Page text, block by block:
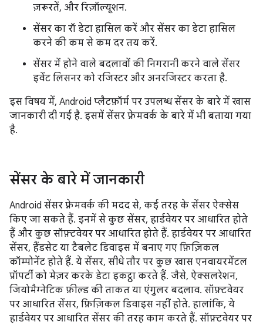
ज़रूरतें, और रिज़ॉल्यूशन.
सेंसर का रॉ डेटा हासिल करें और सेंसर का डेटा हासिल
करने की कम से कम दर तय करें.
सेंसर में होने वाले बदलावों की निगरानी करने वाले सेंसर
इवेंट लिसनर को रजिस्टर और अनरजिस्टर करता है.
इस विषय में, Android प्लैटफ़ॉर्म पर उपलब्ध सेंसर के बारे में खास
जानकारी दी गई है. इसमें सेंसर फ़्रेमवर्क के बारे में भी बताया गया
है.
सेंसर के बारे में जानकारी
Android सेंसर फ़्रेमवर्क की मदद से, कई तरह के सेंसर ऐक्सेस
किए जा सकते हैं. इनमें से कुछ सेंसर, हार्डवेयर पर आधारित होते
हैं और कुछ सॉफ़्टवेयर पर आधारित होते हैं. हार्डवेयर पर आधारित
सेंसर, हैंडसेट या टैबलेट डिवाइस में बनाए गए फ़िज़िकल
कॉम्पोनेंट होते हैं. ये सेंसर, सीधे तौर पर कुछ खास एनवायरमेंटल
प्रॉपर्टी को मेज़र करके डेटा इकट्ठा करते हैं. जैसे, ऐक्सलरेशन,
जियोमैग्नेटिक फ़ील्ड की ताकत या एंगुलर बदलाव. सॉफ़्टवेयर
पर आधारित सेंसर, फ़िज़िकल डिवाइस नहीं होते. हालांकि, ये
हार्डवेयर पर आधारित सेंसर की तरह काम करते हैं. सॉफ़्टवेयर पर